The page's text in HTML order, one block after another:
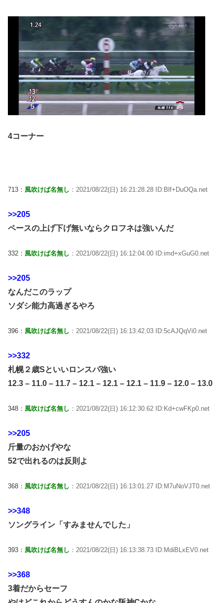
4コーナー
713： 風吹けば名無し ：2021/08/22(日) 16:21:28.28 ID:Blf+DuOQa.net
>>205
ペースの上げ下げ無いならクロフネは強いんだ
332： 風吹けば名無し ：2021/08/22(日) 16:12:04.00 ID:imd+xGuG0.net
>>205
なんだこのラップ
ソダシ能力高過ぎるやろ
396： 風吹けば名無し ：2021/08/22(日) 16:13:42.03 ID:5cAJQqVi0.net
>>332
札幌２歳Sといいロンスパ強い
12.3 – 11.0 – 11.7 – 12.1 – 12.1 – 12.1 – 11.9 – 12.0 – 13.0
348： 風吹けば名無し ：2021/08/22(日) 16:12:30.62 ID:Kd+cwFKp0.net
>>205
斤量のおかげやな
52で出れるのは反則よ
368： 風吹けば名無し ：2021/08/22(日) 16:13:01.27 ID:M7uNoVJT0.net
>>348
ソングライン「すみませんでした」
393： 風吹けば名無し ：2021/08/22(日) 16:13:38.73 ID:MdiBLxEV0.net
>>368
3着だからセーフ